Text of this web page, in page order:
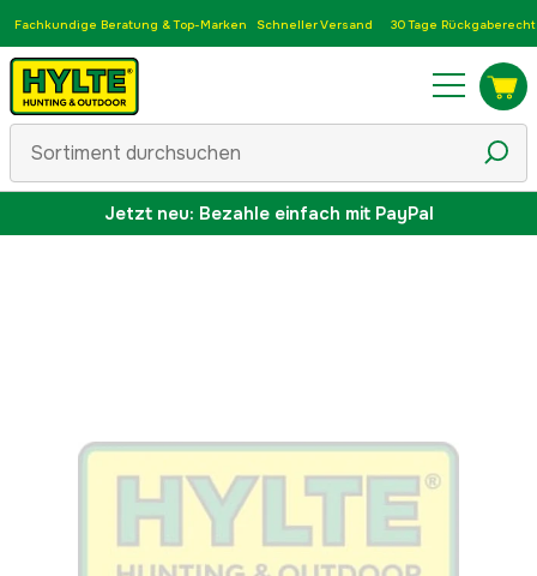
Fachkundige Beratung & Top-Marken Schneller Versand 30 Tage Rückgaberecht
Jetzt neu: Bezahle einfach mit PayPal